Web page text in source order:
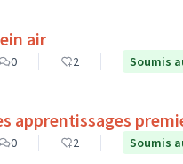
air
0 2 Soumis
apprentissages
0 2 Soumis